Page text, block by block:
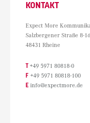
KONTAKT
Expect More
Salzbergener Straße 8-16
48431 Rheine
T +49 5971 80818-0
F +49 5971 80818-100
E info@expectmore.de